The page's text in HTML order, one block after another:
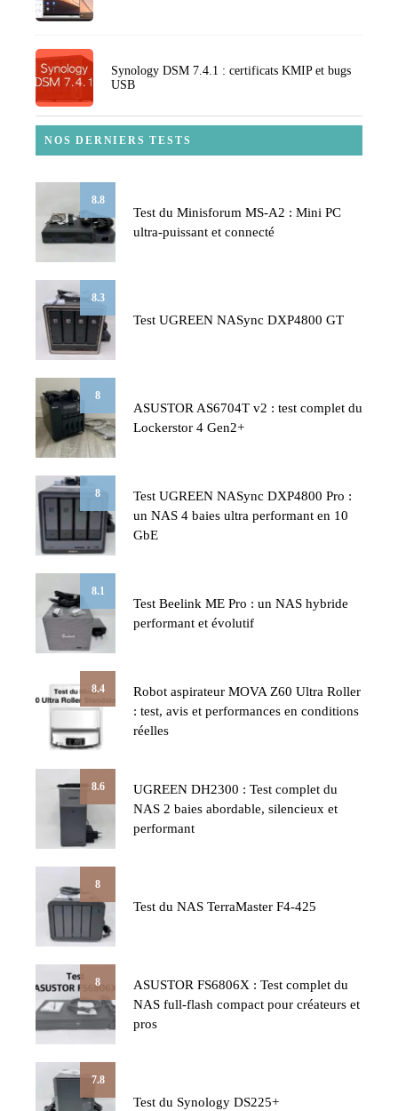
Synology DSM 7.4.1 : certificats KMIP et bugs
USB
NOS DERNIERS TESTS
8.8
Test du Minisforum MS-A2 : Mini PC
ultra-puissant et connecté
8.3
Test UGREEN NASync DXP4800 GT
8
ASUSTOR AS6704T v2 : test complet du
Lockerstor 4 Gen2+
8
Test UGREEN NASync DXP4800 Pro :
un NAS 4 baies ultra performant en 10
GbE
8.1
Test Beelink ME Pro : un NAS hybride
performant et évolutif
8.4
Robot aspirateur MOVA Z60 Ultra Roller
: test, avis et performances en conditions
réelles
8.6
UGREEN DH2300 : Test complet du
NAS 2 baies abordable, silencieux et
performant
8
Test du NAS TerraMaster F4-425
8
ASUSTOR FS6806X : Test complet du
NAS full-flash compact pour créateurs et
pros
7.8
Test du Synology DS225+